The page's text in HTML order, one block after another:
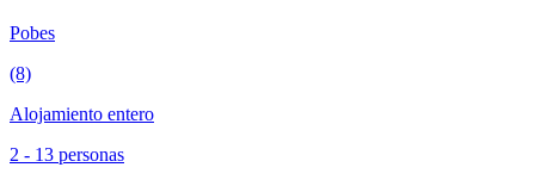
Pobes
(8)
Alojamiento entero
2 - 13 personas